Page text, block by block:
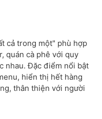
cả trong một" phù hợp
quán cà phê với quy
nhau. Đặc điểm nổi bật
hiển thị hết hàng
thân thiện với người